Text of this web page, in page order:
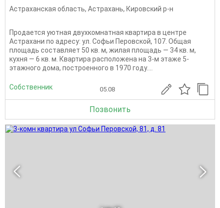
Астраханская область, Астрахань, Кировский р-н
Продается уютная двухкомнатная квартира в центре
Астрахани по адресу: ул. Софьи Перовской, 107. Общая
площадь составляет 50 кв. м, жилая площадь — 34 кв. м,
кухня — 6 кв. м. Квартира расположена на 3-м этаже 5-
этажного дома, построенного в 1970 году....
Собственник 05.08
Позвонить